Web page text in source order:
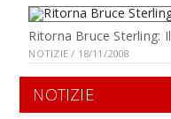
Ritorna Bruce Sterling:
NOTIZIE / 18/11/2008
NOTIZIE